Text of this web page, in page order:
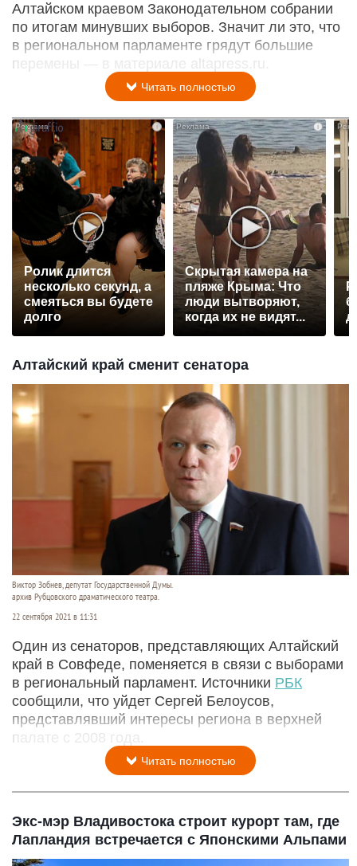
Алтайском краевом Законодательном собрании
по итогам минувших выборов. Значит ли это, что
в региональном парламенте грядут большие
перемены — в материале altapress.ru.
Читать полностью
i
Ролик длится
несколько секунд, а
смеяться вы будете
долго
i
Скрытая камера на
пляже Крыма: Что
люди вытворяют,
когда их не видят...
Алтайский край сменит сенатора
Виктор Зобнев, депутат Государственной Думы.
архив Рубцовского драматического театра.
22 сентября 2021 в 11:31
Один из сенаторов, представляющих Алтайский
край в Совфеде, поменяется в связи с выборами
в региональный парламент. Источники РБК
сообщили, что уйдет Сергей Белоусов,
представлявший интересы региона в верхней
палате с 2008 года.
Читать полностью
Экс-мэр Владивостока строит курорт там, где
Лапландия встречается с Японскими Альпами